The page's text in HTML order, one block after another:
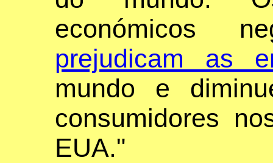
económicos
prejudicam as
mundo e
consumidores
EUA."